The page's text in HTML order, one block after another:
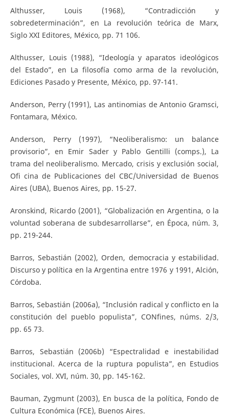
Althusser, Louis (1968), “Contradicción y
sobredeterminación”, en La revolución teórica de Marx,
Siglo XXI Editores, México, pp. 71 106.
Althusser, Louis (1988), “Ideología y aparatos ideológicos
del Estado”, en La filosofía como arma de la revolución,
Ediciones Pasado y Presente, México, pp. 97-141.
Anderson, Perry (1991), Las antinomias de Antonio Gramsci,
Fontamara, México.
Anderson, Perry (1997), “Neoliberalismo: un balance
provisorio”, en Emir Sader y Pablo Gentilli (comps.), La
trama del neoliberalismo. Mercado, crisis y exclusión social,
Ofi cina de Publicaciones del CBC/Universidad de Buenos
Aires (UBA), Buenos Aires, pp. 15-27.
Aronskind, Ricardo (2001), “Globalización en Argentina, o la
voluntad soberana de subdesarrollarse”, en Época, núm. 3,
pp. 219-244.
Barros, Sebastián (2002), Orden, democracia y estabilidad.
Discurso y política en la Argentina entre 1976 y 1991, Alción,
Córdoba.
Barros, Sebastián (2006a), “Inclusión radical y conflicto en la
constitución del pueblo populista”, CONfines, núms. 2/3,
pp. 65 73.
Barros, Sebastián (2006b) “Espectralidad e inestabilidad
institucional. Acerca de la ruptura populista”, en Estudios
Sociales, vol. XVI, núm. 30, pp. 145-162.
Bauman, Zygmunt (2003), En busca de la política, Fondo de
Cultura Económica (FCE), Buenos Aires.